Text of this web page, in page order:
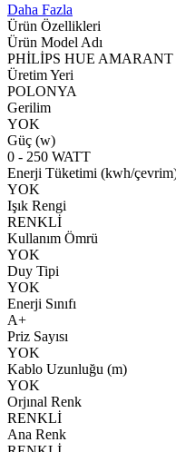
Daha Fazla
Ürün Özellikleri
Ürün Model Adı
PHİLİPS HUE AMARANT
Üretim Yeri
POLONYA
Gerilim
YOK
Güç (w)
0 - 250 WATT
Enerji Tüketimi (kwh/
YOK
Işık Rengi
RENKLİ
Kullanım Ömrü
YOK
Duy Tipi
YOK
Enerji Sınıfı
A+
Priz Sayısı
YOK
Kablo Uzunluğu (m)
YOK
Orjınal Renk
RENKLİ
Ana Renk